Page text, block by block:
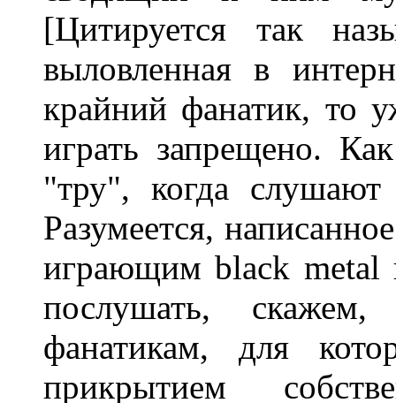
[Цитируется так
выловленная в
крайний фанатик, то
играть запрещено.
"тру", когда слушают
Разумеется,
играющим black metal
послушать,
фанатикам, для
прикрытием